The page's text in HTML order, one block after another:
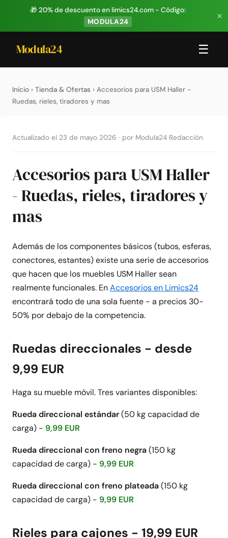
🎁 20% de descuento en limics24.com - Código:
MODULA24
×
Modula24 ☰
Inicio › Tienda & Ofertas › Accesorios para USM Haller -
Ruedas, rieles, tiradores y mas
Actualizado el 23 de mayo 2026 · por Modula24 Redacción
Accesorios para USM Haller
- Ruedas, rieles, tiradores y
mas
Además de los componentes básicos (tubos, esferas,
conectores, estantes) existe una serie de accesorios
que hacen que los muebles USM Haller sean
realmente funcionales. EnAccesorios en Limics24
encontrará todo de una sola fuente - a precios 30-
50% por debajo de la competencia.
Ruedas direccionales - desde
9,99 EUR
Haga su mueble móvil. Tres variantes disponibles:
Rueda direccional estándar(50 kg capacidad de
carga) - 9,99 EUR
Rueda direccional con freno negra(150 kg
capacidad de carga) - 9,99 EUR
Rueda direccional con freno plateada(150 kg
capacidad de carga) - 9,99 EUR
Rieles para cajones - 19,99 EUR